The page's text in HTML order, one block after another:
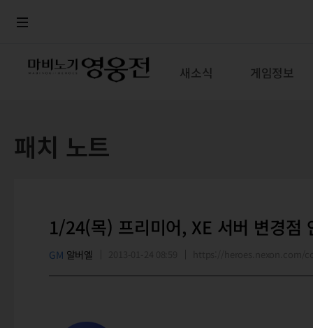
새소식 게임정보
패치 노트
1/24(목) 프리미어, XE 서버 변경점
GM 알버엘